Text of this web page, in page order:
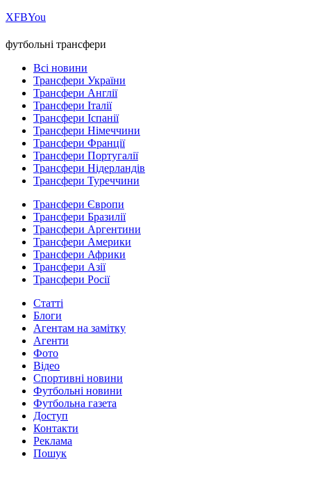
ХFBYou
футбольні трансфери
Всі новини
Трансфери України
Трансфери Англії
Трансфери Італії
Трансфери Іспанії
Трансфери Німеччини
Трансфери Франції
Трансфери Португалії
Трансфери Нідерландів
Трансфери Туреччини
Трансфери Європи
Трансфери Бразилії
Трансфери Аргентини
Трансфери Америки
Трансфери Африки
Трансфери Азії
Трансфери Росії
Статті
Блоги
Агентам на замітку
Агенти
Фото
Відео
Спортивні новини
Футбольні новини
Футбольна газета
Доступ
Контакти
Реклама
Пошук